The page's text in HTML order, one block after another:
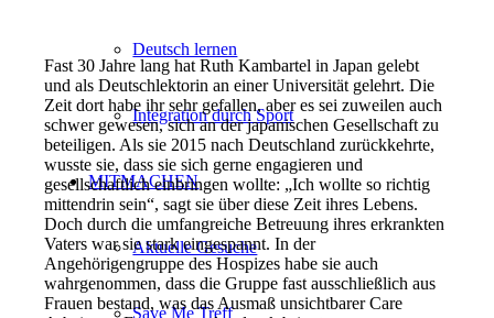
Deutsch lernen
Integration durch Sport
MITMACHEN
Aktuelle Gesuche
Save Me Treff
Fast 30 Jahre lang hat Ruth Kambartel in Japan gelebt
und als Deutschlektorin an einer Universität gelehrt. Die
Zeit dort habe ihr sehr gefallen, aber es sei zuweilen auch
schwer gewesen, sich an der japanischen Gesellschaft zu
beteiligen. Als sie 2015 nach Deutschland zurückkehrte,
wusste sie, dass sie sich gerne engagieren und
gesellschaftlich einbringen wollte: „Ich wollte so richtig
mittendrin sein“, sagt sie über diese Zeit ihres Lebens.
Doch durch die umfangreiche Betreuung ihres erkrankten
Vaters war sie stark eingespannt. In der
Angehörigengruppe des Hospizes habe sie auch
wahrgenommen, dass die Gruppe fast ausschließlich aus
Frauen bestand, was das Ausmaß unsichtbarer Care